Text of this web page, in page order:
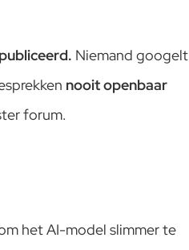
Niemand googelt
nooit openbaar
forum.
het AI-model slimmer te